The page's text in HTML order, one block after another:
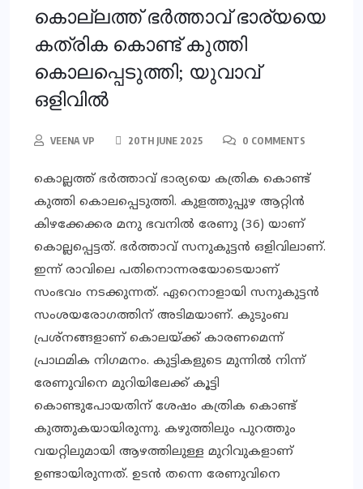
കൊല്ലത്ത് ഭര്‍ത്താവ് ഭാര്യയെ
കത്രിക കൊണ്ട് കുത്തി
കൊലപ്പെടുത്തി; യുവാവ്
ഒളിവില്‍
VEENA VP 20TH JUNE 2025 0 COMMENTS
കൊല്ലത്ത് ഭര്‍ത്താവ് ഭാര്യയെ കത്രിക കൊണ്ട്
കുത്തി കൊലപ്പെടുത്തി. കുളത്തുപ്പുഴ ആറ്റിന്‍
കിഴക്കേക്കര മനു ഭവനില്‍ രേണു (36) യാണ്
കൊല്ലപ്പെട്ടത്. ഭര്‍ത്താവ് സനുകുട്ടന്‍ ഒളിവിലാണ്.
ഇന്ന് രാവിലെ പതിനൊന്നരയോടെയാണ്
സംഭവം നടക്കുന്നത്. ഏറെനാളായി സനുകുട്ടന്‍
സംശയരോഗത്തിന് അടിമയാണ്. കുടുംബ
പ്രശ്‌നങ്ങളാണ് കൊലയ്ക്ക് കാരണമെന്ന്
പ്രാഥമിക നിഗമനം. കുട്ടികളുടെ മുന്നില്‍ നിന്ന്
രേണുവിനെ മുറിയിലേക്ക് കൂട്ടി
കൊണ്ടുപോയതിന് ശേഷം കത്രിക കൊണ്ട്
കുത്തുകയായിരുന്നു. കഴുത്തിലും പുറത്തും
വയറ്റിലുമായി ആഴത്തിലുള്ള മുറിവുകളാണ്
ഉണ്ടായിരുന്നത്. ഉടന്‍ തന്നെ രേണുവിനെ